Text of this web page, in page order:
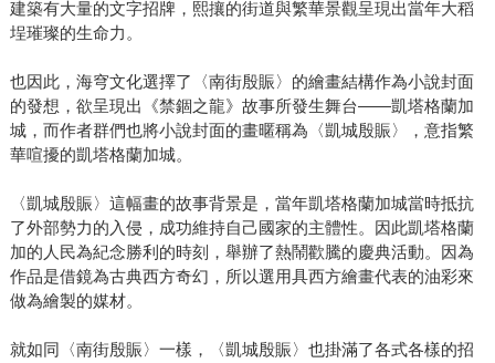
建築有大量的文字招牌，熙攘的街道與繁華景觀呈現出當年大稻
埕璀璨的生命力。
也因此，海穹文化選擇了〈南街殷賑〉的繪畫結構作為小說封面
的發想，欲呈現出《禁錮之龍》故事所發生舞台——凱塔格蘭加
城，而作者群們也將小說封面的畫暱稱為〈凱城殷賑〉，意指繁
華喧擾的凱塔格蘭加城。
〈凱城殷賑〉這幅畫的故事背景是，當年凱塔格蘭加城當時抵抗
了外部勢力的入侵，成功維持自己國家的主體性。因此凱塔格蘭
加的人民為紀念勝利的時刻，舉辦了熱鬧歡騰的慶典活動。因為
作品是借鏡為古典西方奇幻，所以選用具西方繪畫代表的油彩來
做為繪製的媒材。
就如同〈南街殷賑〉一樣，〈凱城殷賑〉也掛滿了各式各樣的招